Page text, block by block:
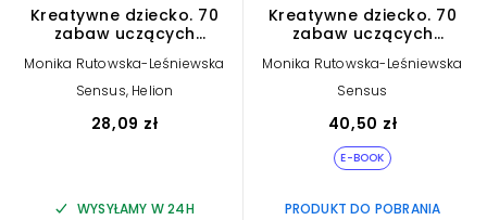
Kreatywne dziecko. 70
zabaw uczących
myślenia poza
schematem
Monika Rutowska-Leśniewska
Sensus, Helion
28,09 zł
WYSYŁAMY W 24H
Kreatywne dziecko. 70
zabaw uczących
myślenia poza
schematem (e-book)
Monika Rutowska-Leśniewska
Sensus
40,50 zł
E-BOOK
PRODUKT DO POBRANIA